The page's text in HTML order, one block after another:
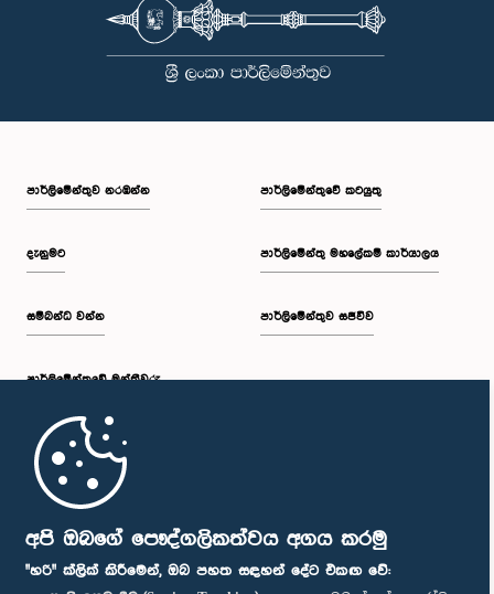
අපි ඔබගේ පෞද්ගලිකත්වය අගය කරමු
"හරි" ක්ලික් කිරීමෙන්, ඔබ පහත සඳහන් දේට එකඟ වේ:
පාර්ලි‌මේන්තුව නරඹන්න
දැනුමට
සම්බන්ධ වන්න
පාර්ලි‌මේන්තුවේ මන්ත්‍රීවරු
මුල් පිටුව
පාර්ලිමේන්තුවේ කටයුතු
පාර්ලිමේන්තු මහලේකම් කාර්යාලය
පාර්ලිමේන්තුව සජීවීව
පාර්ලිමේන්තු ජංගම යෙදුම